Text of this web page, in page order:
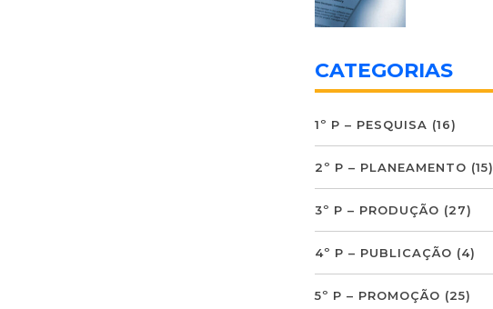
CATEGORIAS
1º P – PESQUISA (16)
2º P – PLANEAMENTO (15)
3º P – PRODUÇÃO (27)
4º P – PUBLICAÇÃO (4)
5º P – PROMOÇÃO (25)